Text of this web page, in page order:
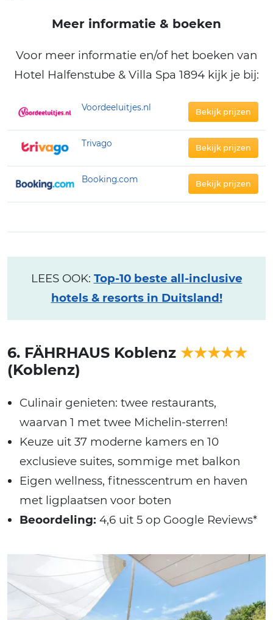
Meer informatie & boeken
Voor meer informatie en/of het boeken van
Hotel Halfenstube & Villa Spa 1894 kijk je bij:
Voordeeluitjes.nl Bekijk prijzen
Trivago Bekijk prijzen
Booking.com Bekijk prijzen
LEES OOK: Top-10 beste all-inclusive
hotels & resorts in Duitsland!
6. FÄHRHAUS Koblenz ★★★★★
(Koblenz)
Culinair genieten: twee restaurants,
waarvan 1 met twee Michelin-sterren!
Keuze uit 37 moderne kamers en 10
exclusieve suites, sommige met balkon
Eigen wellness, fitnesscentrum en haven
met ligplaatsen voor boten
Beoordeling: 4,6 uit 5 op Google Reviews*